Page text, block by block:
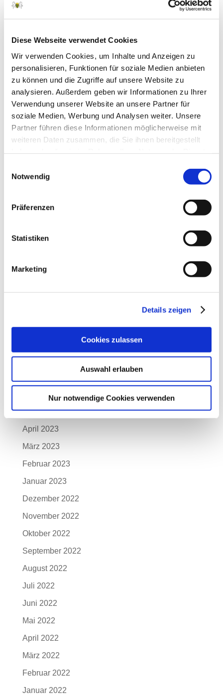
Diese Webseite verwendet Cookies
Wir verwenden Cookies, um Inhalte und Anzeigen zu
personalisieren, Funktionen für soziale Medien anbieten
zu können und die Zugriffe auf unsere Website zu
analysieren. Außerdem geben wir Informationen zu Ihrer
Verwendung unserer Website an unsere Partner für
soziale Medien, Werbung und Analysen weiter. Unsere
Partner führen diese Informationen möglicherweise mit
weiteren Daten zusammen, die Sie ihnen bereitgestellt
Notwendig
Präferenzen
Statistiken
Marketing
Details zeigen
Cookies zulassen
Auswahl erlauben
Nur notwendige Cookies verwenden
Februar 2025
Dezember 2024
November 2024
Oktober 2024
September 2024
Mai 2024
März 2024
Januar 2024
August 2023
Juni 2023
Mai 2023
April 2023
März 2023
Februar 2023
Januar 2023
Dezember 2022
November 2022
Oktober 2022
September 2022
August 2022
Juli 2022
Juni 2022
Mai 2022
April 2022
März 2022
Februar 2022
Januar 2022